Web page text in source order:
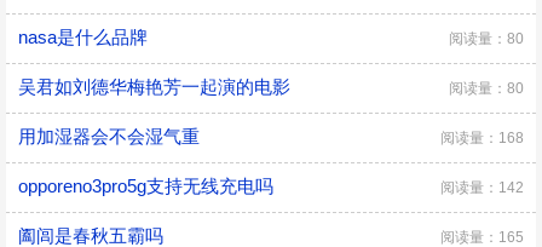
nasa是什么品牌 阅读量：80
吴君如刘德华梅艳芳一起演的电影 阅读量：80
用加湿器会不会湿气重 阅读量：168
opporeno3pro5g支持无线充电吗 阅读量：142
阖闾是春秋五霸吗 阅读量：165